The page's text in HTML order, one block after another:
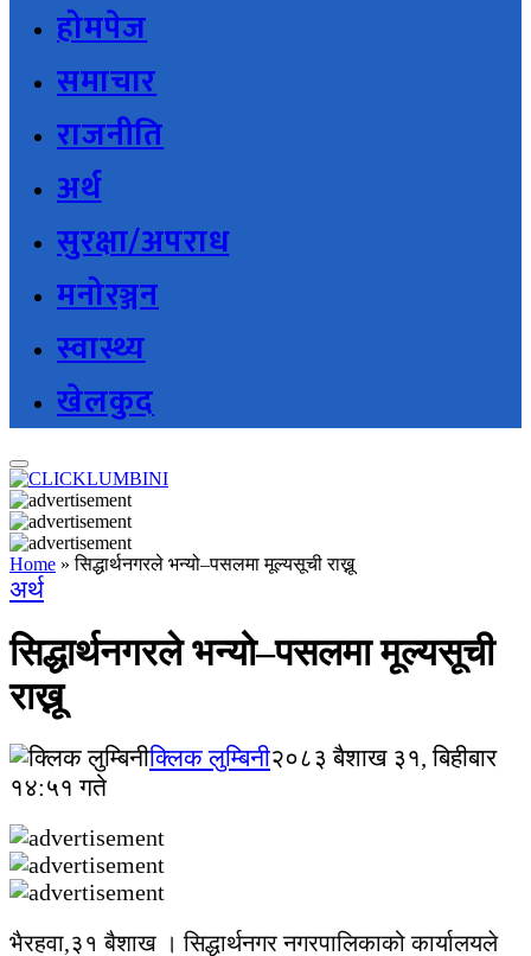
होमपेज
समाचार
राजनीति
अर्थ
सुरक्षा/अपराध
मनोरञ्जन
स्वास्थ्य
खेलकुद
Home »सिद्धार्थनगरले भन्यो–पसलमा मूल्यसूची राख्नू
अर्थ
सिद्धार्थनगरले भन्यो–पसलमा मूल्यसूची
राख्नू
क्लिक लुम्बिनी२०८३ बैशाख ३१, बिहीबार
१४:५१ गते
भैरहवा,३१ बैशाख । सिद्धार्थनगर नगरपालिकाको कार्यालयले